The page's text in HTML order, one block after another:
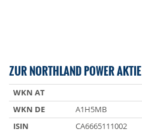
ZUR NORTHLAND POWER AKTIE
WKN AT
WKN DE
A1H5MB
ISIN
CA6665111002